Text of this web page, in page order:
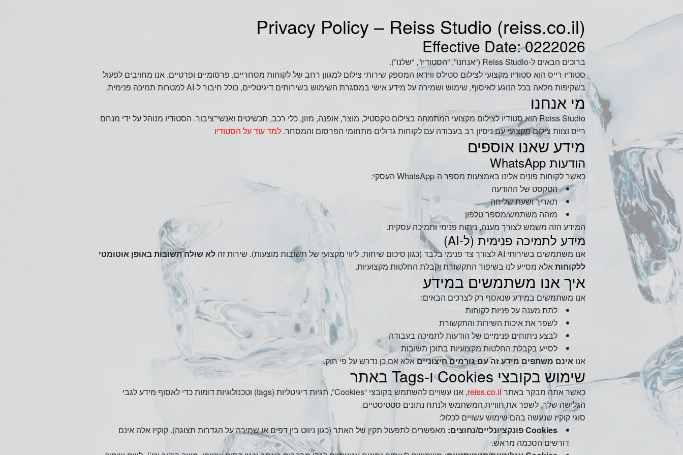
Privacy Policy – Reiss Studio (reiss.co.il)
Effective Date: 0222026
ברוכים הבאים ל‑Reiss Studio (“אנחנו”, “הסטודיו”, “שלנו”).
סטודיו רייס הוא סטודיו מקצועי לצילום סטילס ווידאו המספק שירותי צילום למגוון רחב של לקוחות מסחריים, פרסומיים ופרטיים. אנו מחויבים לפעול
בשקיפות מלאה בכל הנוגע לאיסוף, שימוש ושמירה על מידע אישי במסגרת השימוש בשירותים דיגיטליים, כולל חיבור ל‑AI למטרות תמיכה פנימית.
מי אנחנו
Reiss Studio הוא סטודיו לצילום מקצועי המתמחה בצילום טקסטיל, מוצר, אופנה, מזון, כלי רכב, תכשיטים ואנשי־ציבור. הסטודיו מנוהל על ידי מנחם
רייס וצוות צילום מקצועי עם ניסיון רב בעבודה עם לקוחות גדולים מתחומי הפרסום והמסחר. למד עוד על הסטודיו
מידע שאנו אוספים
הודעות WhatsApp
כאשר לקוחות פונים אלינו באמצעות מספר ה‑WhatsApp העסקי:
הטקסט של ההודעה
תאריך ושעת שליחה
מזהה משתמש/מספר טלפון
המידע הזה משמש לצורך מענה, ניתוח פנימי ותמיכה עסקית.
מידע לתמיכה פנימית (ל‑AI)
אנו משתמשים בשירותי AI לצורך צד פנימי בלבד (כגון סיכום שיחות, ליווי מקצועי של תשובות מוצעות). שירות זה
לא שולח תשובות באופן אוטומטי
ללקוחותאלא מסייע לנו בשיפור התקשורת וקבלת החלטות מקצועיות.
איך אנו משתמשים במידע
אנו משתמשים במידע שנאסף רק לצרכים הבאים:
לתת מענה על פניות לקוחות
לשפר את איכות השירות והתקשורת
לבצע ניתוחים פנימיים של הודעות לתמיכה בעבודה
לסייע בקבלת החלטות מקצועיות בתוכן תשובות
אנו אינם משתפים מידע זה עם גורמים חיצונייםאלא אם כן נדרש על פי חוק.
שימוש בקובצי Cookies ו‑Tags באתר
כאשר אתה מבקר באתר reiss.co.il
, אנו עשויים להשתמש בקובצי “Cookies”, תגיות דיגיטליות (tags) וטכנולוגיות דומות כדי לאסוף מידע לגבי
הגלישה שלך, לשפר את חוויית המשתמש ולנתח נתונים סטטיסטיים.
סוגי קוקיז שנעשה בהם שימוש עשויים לכלול:
Cookies פונקציונליים/נחוצים:
מאפשרים לתפעול תקין של האתר (כגון ניווט בין דפים או שמירה על הגדרות תצוגה). קוקיז אלה אינם
דורשים הסכמה מראש.